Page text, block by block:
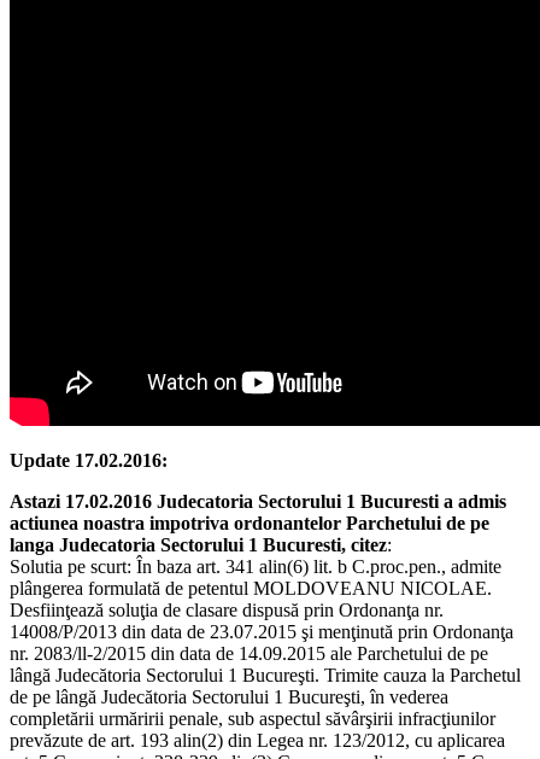
Update 17.02.2016:
Astazi 17.02.2016 Judecatoria Sectorului 1 Bucuresti a admis
actiunea noastra impotriva ordonantelor Parchetului de pe
langa Judecatoria Sectorului 1 Bucuresti, citez:
Solutia pe scurt: În baza art. 341 alin(6) lit. b C.proc.pen., admite
plângerea formulată de petentul MOLDOVEANU NICOLAE.
Desfiinţează soluţia de clasare dispusă prin Ordonanţa nr.
14008/P/2013 din data de 23.07.2015 şi menţinută prin Ordonanţa
nr. 2083/ll-2/2015 din data de 14.09.2015 ale Parchetului de pe
lângă Judecătoria Sectorului 1 Bucureşti. Trimite cauza la Parchetul
de pe lângă Judecătoria Sectorului 1 Bucureşti, în vederea
completării urmăririi penale, sub aspectul săvârşirii infracţiunilor
prevăzute de art. 193 alin(2) din Legea nr. 123/2012, cu aplicarea